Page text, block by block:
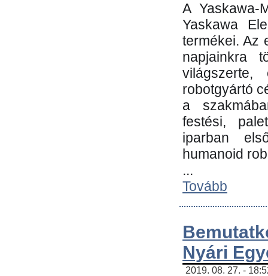
A Yaskawa-
Yaskawa
termékei. Az
napjainkra
robotgyártó
a
festési,
iparban
humanoid
...
Tovább
Nyári
2019. 08. 27. -